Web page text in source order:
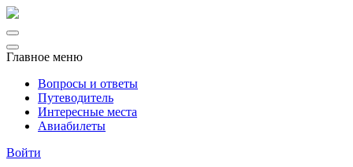
Главное меню
Вопросы и ответы
Путеводитель
Интересные места
Авиабилеты
Войти